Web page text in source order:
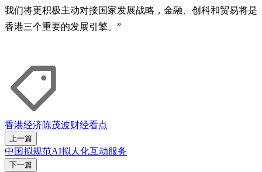
我们将更积极主动对接国家发展战略，金融、创科和贸易将是
香港三个重要的发展引擎。”
香港经济陈茂波财经看点
上一篇
中国拟规范AI拟人化互动服务
下一篇